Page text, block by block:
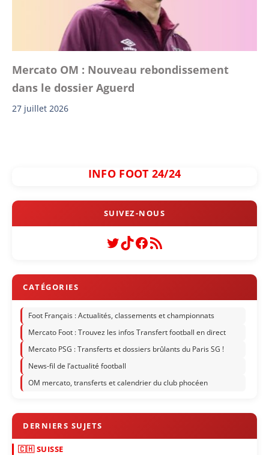
Mercato OM : Nouveau rebondissement
dans le dossier Aguerd
27 juillet 2026
INFO FOOT 24/24
Twitter
TikTok
Facebook
Flux RSS
Foot Français : Actualités, classements et championnats
Mercato Foot : Trouvez les infos Transfert football en direct
Mercato PSG : Transferts et dossiers brûlants du Paris SG !
News-fil de l’actualité football
OM mercato, transferts et calendrier du club phocéen
🇨🇭 SUISSE